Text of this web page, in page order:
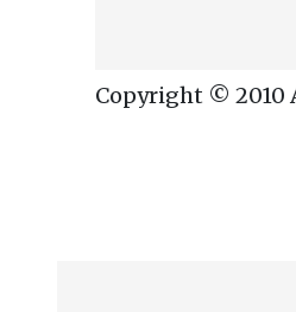
Copyright © 2010